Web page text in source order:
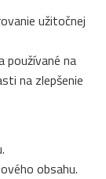
užitočnej
používané na
na zlepšenie
obsahu.